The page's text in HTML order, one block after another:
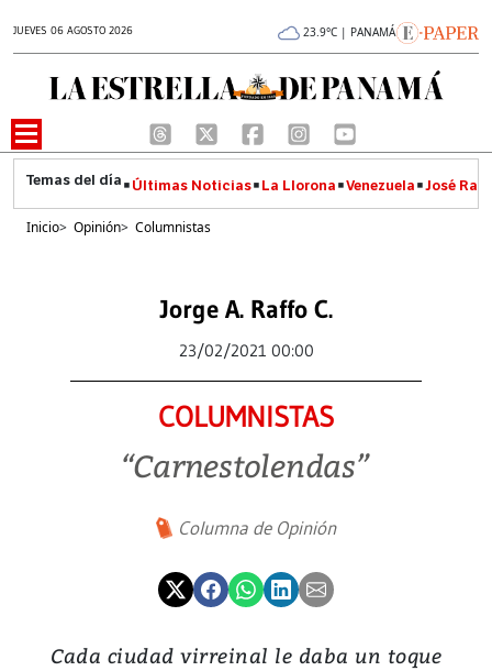
JUEVES 06 AGOSTO 2026 23.9°C | PANAMÁ
Últimas Noticias La Llorona Venezuela José
Inicio> Opinión> Columnistas
Jorge A. Raffo C.
23/02/2021 00:00
COLUMNISTAS
“Carnestolendas”
Columna de Opinión
Cada ciudad virreinal le daba un toque